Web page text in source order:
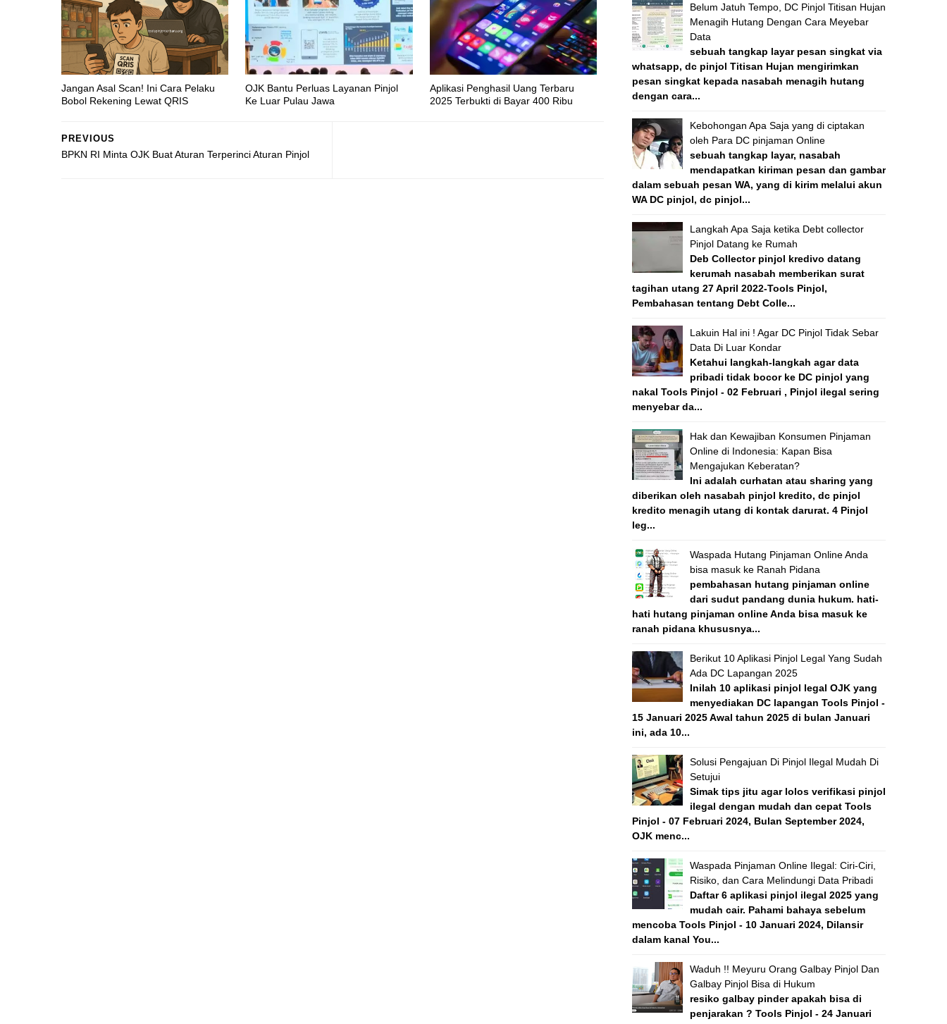
Jangan Asal Scan! Ini Cara Pelaku
Bobol Rekening Lewat QRIS
OJK Bantu Perluas Layanan Pinjol
Ke Luar Pulau Jawa
Aplikasi Penghasil Uang Terbaru
2025 Terbukti di Bayar 400 Ribu
PREVIOUS
BPKN RI Minta OJK Buat Aturan Terperinci Aturan Pinjol
Belum Jatuh Tempo, DC Pinjol Titisan Hujan
Menagih Hutang Dengan Cara Meyebar
Data
sebuah tangkap layar pesan singkat via
whatsapp, dc pinjol Titisan Hujan mengirimkan
pesan singkat kepada nasabah menagih hutang
dengan cara...
Kebohongan Apa Saja yang di ciptakan
oleh Para DC pinjaman Online
sebuah tangkap layar, nasabah
mendapatkan kiriman pesan dan gambar
dalam sebuah pesan WA, yang di kirim melalui akun
WA DC pinjol, dc pinjol...
Langkah Apa Saja ketika Debt collector
Pinjol Datang ke Rumah
Deb Collector pinjol kredivo datang
kerumah nasabah memberikan surat
tagihan utang 27 April 2022-Tools Pinjol,
Pembahasan tentang Debt Colle...
Lakuin Hal ini ! Agar DC Pinjol Tidak Sebar
Data Di Luar Kondar
Ketahui langkah-langkah agar data
pribadi tidak bocor ke DC pinjol yang
nakal Tools Pinjol - 02 Februari , Pinjol ilegal sering
menyebar da...
Hak dan Kewajiban Konsumen Pinjaman
Online di Indonesia: Kapan Bisa
Mengajukan Keberatan?
Ini adalah curhatan atau sharing yang
diberikan oleh nasabah pinjol kredito, dc pinjol
kredito menagih utang di kontak darurat. 4 Pinjol
leg...
Waspada Hutang Pinjaman Online Anda
bisa masuk ke Ranah Pidana
pembahasan hutang pinjaman online
dari sudut pandang dunia hukum. hati-
hati hutang pinjaman online Anda bisa masuk ke
ranah pidana khususnya...
Berikut 10 Aplikasi Pinjol Legal Yang Sudah
Ada DC Lapangan 2025
Inilah 10 aplikasi pinjol legal OJK yang
menyediakan DC lapangan Tools Pinjol -
15 Januari 2025 Awal tahun 2025 di bulan Januari
ini, ada 10...
Solusi Pengajuan Di Pinjol Ilegal Mudah Di
Setujui
Simak tips jitu agar lolos verifikasi pinjol
ilegal dengan mudah dan cepat Tools
Pinjol - 07 Februari 2024, Bulan September 2024,
OJK menc...
Waspada Pinjaman Online Ilegal: Ciri-Ciri,
Risiko, dan Cara Melindungi Data Pribadi
Daftar 6 aplikasi pinjol ilegal 2025 yang
mudah cair. Pahami bahaya sebelum
mencoba Tools Pinjol - 10 Januari 2024, Dilansir
dalam kanal You...
Waduh !! Meyuru Orang Galbay Pinjol Dan
Galbay Pinjol Bisa di Hukum
resiko galbay pinder apakah bisa di
penjarakan ? Tools Pinjol - 24 Januari